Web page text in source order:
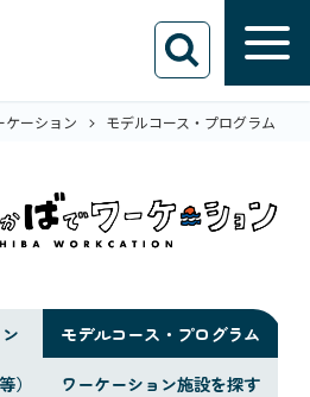
ケーション モデルコース・プログラム
モデルコース・プログラム
）
ワーケーション施設を探す